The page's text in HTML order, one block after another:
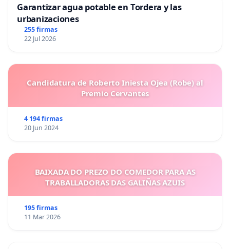
Garantizar agua potable en Tordera y las
urbanizaciones
255 firmas
22 Jul 2026
Candidatura de Roberto Iniesta Ojea (Robe) al
Premio Cervantes
4 194 firmas
20 Jun 2024
BAIXADA DO PREZO DO COMEDOR PARA AS
TRABALLADORAS DAS GALIÑAS AZUIS
195 firmas
11 Mar 2026